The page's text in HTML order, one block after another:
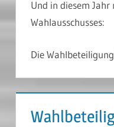
Und in diesem
Wahlausschusses:
Die